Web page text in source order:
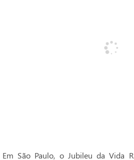
Em São Paulo, o Jubileu da Vida